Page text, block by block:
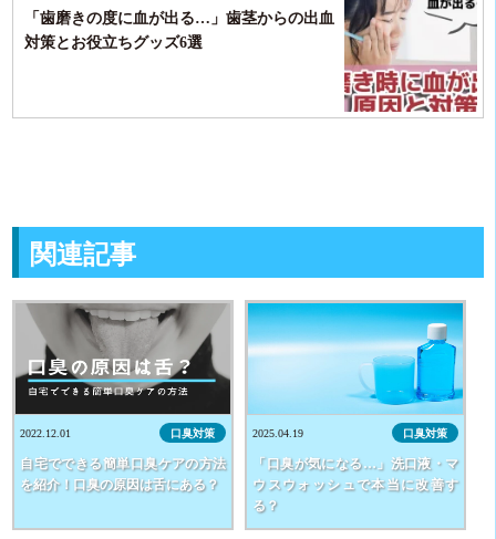
「歯磨きの度に血が出る…」歯茎からの出血
対策とお役立ちグッズ6選
関連記事
2022.12.01 口臭対策
自宅でできる簡単口臭ケアの方法
を紹介！口臭の原因は舌にある？
2025.04.19 口臭対策
「口臭が気になる…」洗口液・マ
ウスウォッシュで本当に改善す
る？